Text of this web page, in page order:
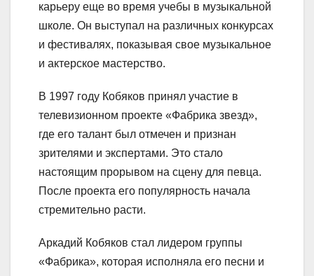
карьеру еще во время учебы в музыкальной
школе. Он выступал на различных конкурсах
и фестивалях, показывая свое музыкальное
и актерское мастерство.
В 1997 году Кобяков принял участие в
телевизионном проекте «Фабрика звезд»,
где его талант был отмечен и признан
зрителями и экспертами. Это стало
настоящим прорывом на сцену для певца.
После проекта его популярность начала
стремительно расти.
Аркадий Кобяков стал лидером группы
«Фабрика», которая исполняла его песни и